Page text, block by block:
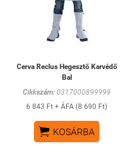
Cerva Reclus Hegesztő Karvédő
Bal
Cikkszám: 0317000899999
6 843 Ft + ÁFA (8 690 Ft)
 KOSÁRBA